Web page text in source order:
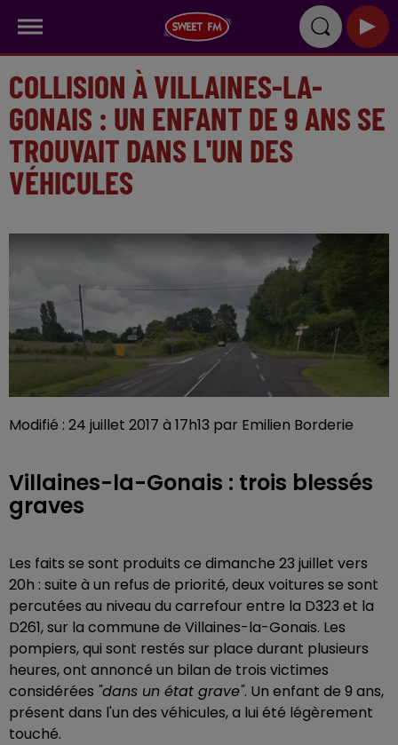
COLLISION À VILLAINES-LA-
GONAIS : UN ENFANT DE 9 ANS SE
TROUVAIT DANS L'UN DES
VÉHICULES
Modifié : 24 juillet 2017 à 17h13 par Emilien Borderie
Villaines-la-Gonais : trois blessés
graves
Les faits se sont produits ce dimanche 23 juillet vers
20h : suite à un refus de priorité, deux voitures se sont
percutées au niveau du carrefour entre la D323 et la
D261, sur la commune de Villaines-la-Gonais. Les
pompiers, qui sont restés sur place durant plusieurs
heures, ont annoncé un bilan de trois victimes
considérées "dans un état grave". Un enfant de 9 ans,
présent dans l'un des véhicules, a lui été légèrement
touché.